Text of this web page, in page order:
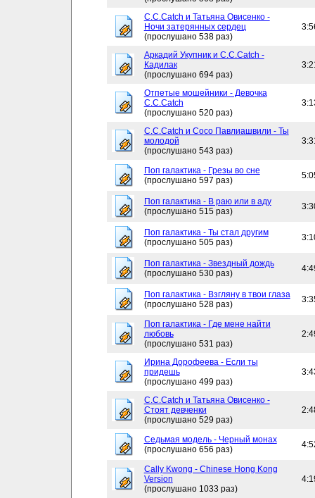
C.C.Catch и Татьяна Овисенко -
Ночи затерянных сердец
(прослушано 538 раз)
Аркадий Укупник и C.C.Catch -
Кадилак
(прослушано 694 раз)
Отпетые мошейники - Девочка
C.C.Catch
(прослушано 520 раз)
C.C.Catch и Сосо Павлиашвили - Ты
молодой
(прослушано 543 раз)
Поп галактика - Грезы во сне
(прослушано 597 раз)
Поп галактика - В раю или в аду
(прослушано 515 раз)
Поп галактика - Ты стал другим
(прослушано 505 раз)
Поп галактика - Звездный дождь
(прослушано 530 раз)
Поп галактика - Взгляну в твои глаза
(прослушано 528 раз)
Поп галактика - Где мене найти
любовь
(прослушано 531 раз)
Ирина Дорофеева - Если ты
придешь
(прослушано 499 раз)
C.C.Catch и Татьяна Овисенко -
Стоят девченки
(прослушано 529 раз)
Седьмая модель - Черный монах
(прослушано 656 раз)
Cally Kwong - Chinese Hong Kong
Version
(прослушано 1033 раз)